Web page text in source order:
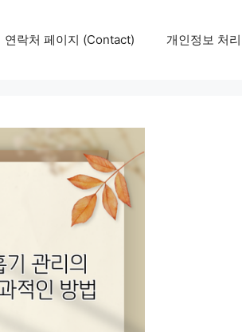
연락처 페이지 (Contact) 개인정보 처